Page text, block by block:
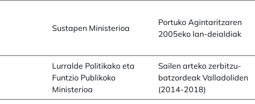
opens in a new tabSustapen Ministerioa
Portuko Agintaritzaren
2005eko lan-deialdiak
opens in a new tab
Lurralde Politikako eta
Funtzio Publikoko
Ministerioa
Sailen arteko zerbitzu-
batzordeak Valladoliden
(2014-2018)